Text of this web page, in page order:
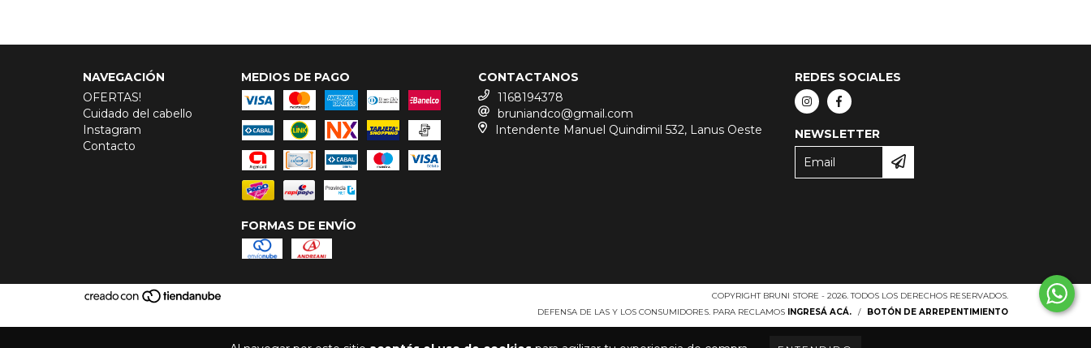
NAVEGACIÓN
OFERTAS!
Cuidado del cabello
Instagram
Contacto
MEDIOS DE PAGO
FORMAS DE ENVÍO
CONTACTANOS
1168194378
bruniandco@gmail.com
Intendente Manuel Quindimil 532, Lanus Oeste
REDES SOCIALES
NEWSLETTER
COPYRIGHT BRUNI STORE - 2026. TODOS LOS DERECHOS RESERVADOS.
DEFENSA DE LAS Y LOS CONSUMIDORES. PARA RECLAMOS
INGRESÁ ACÁ. / BOTÓN DE ARREPENTIMIENTO